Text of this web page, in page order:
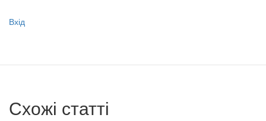
Меню
записи
Вхід
Схожі статті